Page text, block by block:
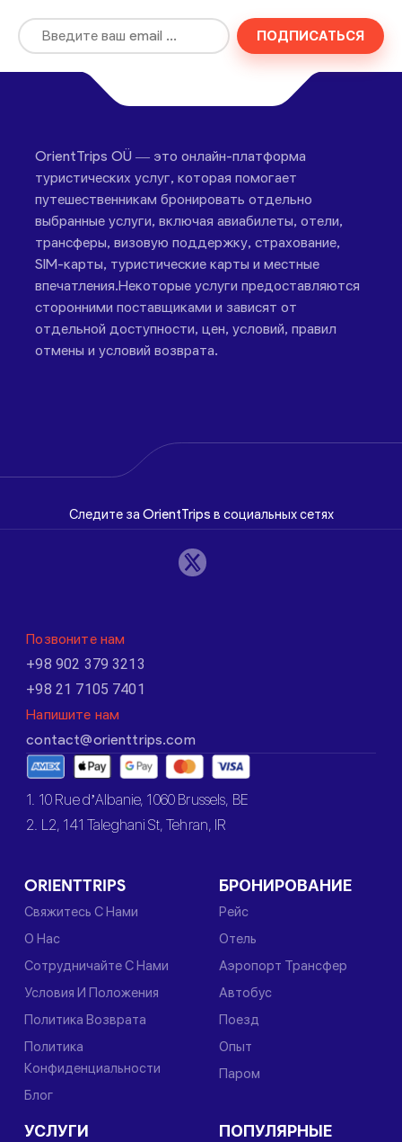
ПОДПИСАТЬСЯ
OrientTrips OÜ — это онлайн-платформа
туристических услуг, которая помогает
путешественникам бронировать отдельно
выбранные услуги, включая авиабилеты, отели,
трансферы, визовую поддержку, страхование,
SIM-карты, туристические карты и местные
впечатления.Некоторые услуги предоставляются
сторонними поставщиками и зависят от
отдельной доступности, цен, условий, правил
отмены и условий возврата.
Следите за OrientTrips в социальных сетях
Позвоните нам
+98 902 379 3213
+98 21 7105 7401
Напишите нам
contact@orienttrips.com
1. 10 Rue d’Albanie, 1060 Brussels, BE
2. L2, 141 Taleghani St, Tehran, IR
ORIENTTRIPS
Свяжитесь С Нами
О Нас
Сотрудничайте С Нами
Условия И Положения
Политика Возврата
Политика
Конфиденциальности
Блог
БРОНИРОВАНИЕ
Рейс
Отель
Аэропорт Трансфер
Автобус
Поезд
Опыт
Паром
УСЛУГИ ПОПУЛЯРНЫЕ